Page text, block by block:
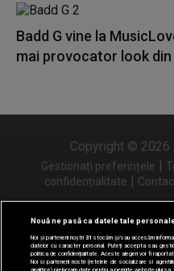
Badd G vine la
mai provocator look
Copyright © 2026
Gestionați preferințele |
confidențialitate |
Nouă ne pasă ca datele tale
Noi și partenerii noștri31 stocăm și/sau accesăm
datelor cu caracter personal. Puteți accepta sau
politica de confidențialitate. Aceste alegeri vor fi
Noi si partenerii nostri (retelele de socializare si